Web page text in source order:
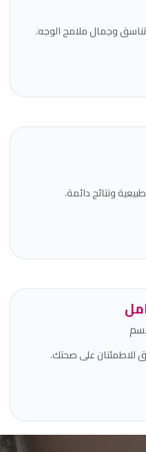
وجمال ملامح الوجه.
ونتائج دائمة.
على صحتك.